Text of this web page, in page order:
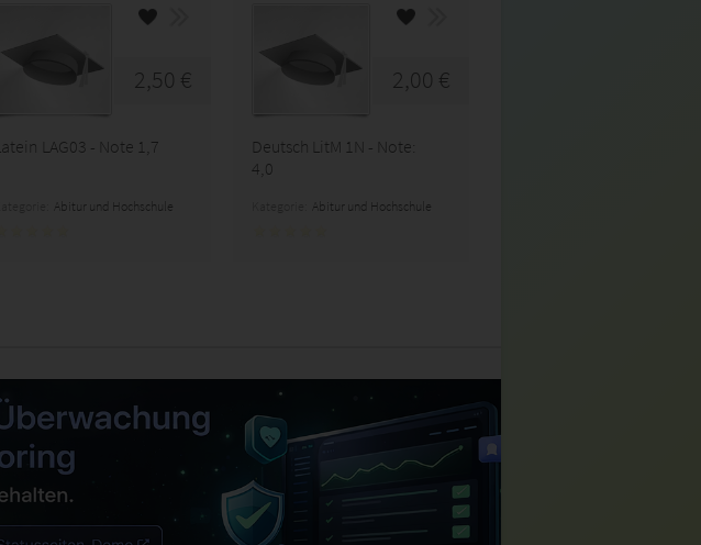
2,50 €
LAG03 - Note 1,7
Abitur und Hochschule
2,00 €
Deutsch LitM 1N - Note:
4,0
Abitur und Hochschule